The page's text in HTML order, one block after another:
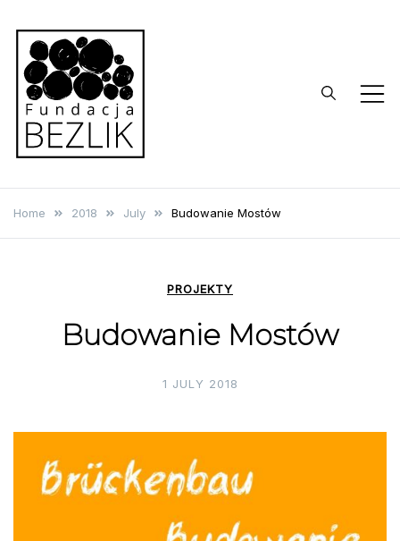
content
BEZLIK
Foundation
Home 2018 July Budowanie Mostów
PROJEKTY
Budowanie Mostów
1 JULY 2018